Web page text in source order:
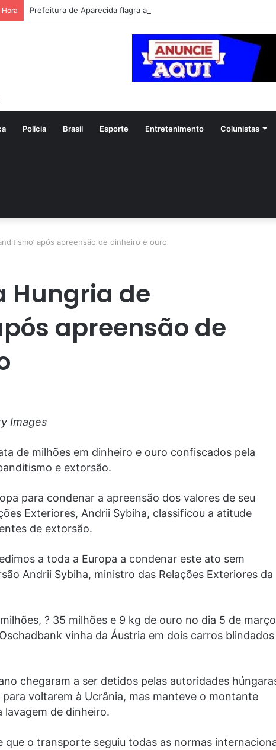
Prefeitura de Aparecida flagra abandono de seis cães e reitera
Polícia Brasil Esporte Entretenimento Colunistas
após apreensão de dinheiro e ouro
Hungria de
apreensão de
Images
de milhões em dinheiro e ouro confiscados pela
e extorsão.
para condenar a apreensão dos valores de seu
Exteriores, Andrii Sybiha, classificou a atitude
de extorsão.
a toda a Europa a condenar este ato sem
Andrii Sybiha, ministro das Relações Exteriores da
? 35 milhões e 9 kg de ouro no dia 5 de
vinha da Áustria em dois carros blindados
chegaram a ser detidos pelas autoridades
voltarem à Ucrânia, mas manteve o montante
de dinheiro.
o transporte seguiu todas as normas